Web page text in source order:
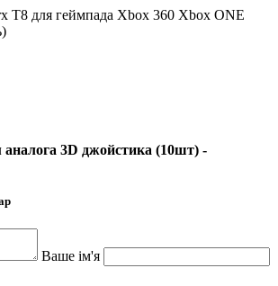
T8 для геймпада Xbox 360 Xbox ONE
аналога 3D джойстика (10шт) -
Ваше ім'я